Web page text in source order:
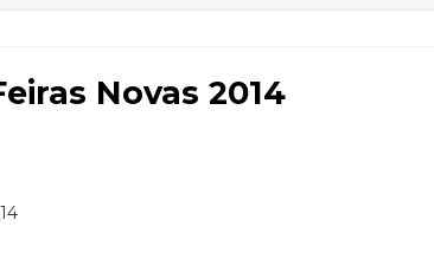
Novas 2014